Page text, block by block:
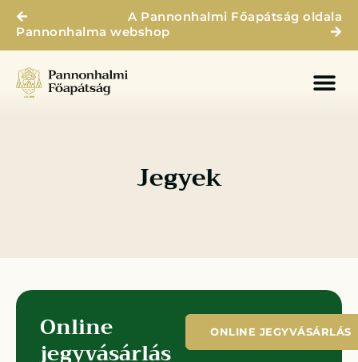
A Pannonhalmi Főapátság oldala
Pannonhalma webshop
Jegyek
Online
jegyvásárlás
ONLINE JEGYVÁSÁRLÁS